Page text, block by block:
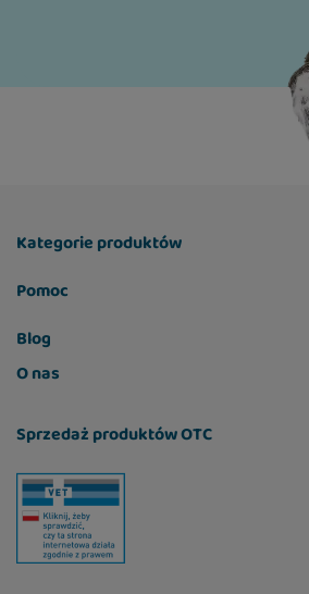
gwarancja najwyższej jakości i
Kategorie produktów
Pomoc
Blog
O nas
Sprzedaż produktów OTC